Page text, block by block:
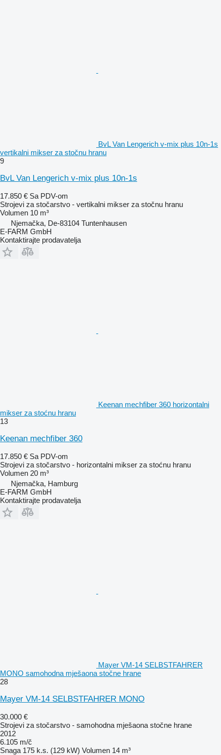
BvL Van Lengerich v-mix plus 10n-1s
vertikalni mikser za stočnu hranu
9
BvL Van Lengerich v-mix plus 10n-1s
17.850 € Sa PDV-om
Strojevi za stočarstvo - vertikalni mikser za stočnu hranu
Volumen 10 m³
Njemačka, De-83104 Tuntenhausen
E-FARM GmbH
Kontaktirajte prodavatelja
Keenan mechfiber 360 horizontalni
mikser za stoćnu hranu
13
Keenan mechfiber 360
17.850 € Sa PDV-om
Strojevi za stočarstvo - horizontalni mikser za stoćnu hranu
Volumen 20 m³
Njemačka, Hamburg
E-FARM GmbH
Kontaktirajte prodavatelja
Mayer VM-14 SELBSTFAHRER
MONO samohodna mješaona stočne hrane
28
Mayer VM-14 SELBSTFAHRER MONO
30.000 €
Strojevi za stočarstvo - samohodna mješaona stočne hrane
2012
6.105 m/č
Snaga 175 k.s. (129 kW) Volumen 14 m³